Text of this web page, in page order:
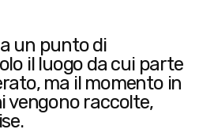
un punto di
il luogo da cui parte
ma il momento in
vengono raccolte,